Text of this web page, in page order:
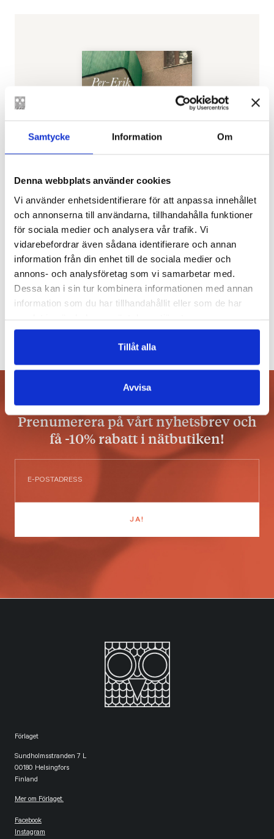
Samtycke Information Om
Denna webbplats använder cookies
Vi använder enhetsidentifierare för att anpassa innehållet
och annonserna till användarna, tillhandahålla funktioner
för sociala medier och analysera vår trafik. Vi
vidarebefordrar även sådana identifierare och annan
information från din enhet till de sociala medier och
annons- och analysföretag som vi samarbetar med.
Dessa kan i sin tur kombinera informationen med annan
information som du har tillhandahållit eller som de har
Tillåt alla
Avvisa
PER-ERIK LÖNNFORS
Öppna lådor
€ 31.80
Prenumerera på vårt nyhetsbrev och
få -10% rabatt i nätbutiken!
Förlaget
Sundholmsstranden 7 L
00180 Helsingfors
Finland
Mer om Förlaget.
Facebook
Instagram